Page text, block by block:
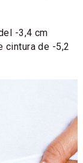
-3,4 cm
cintura de -5,2